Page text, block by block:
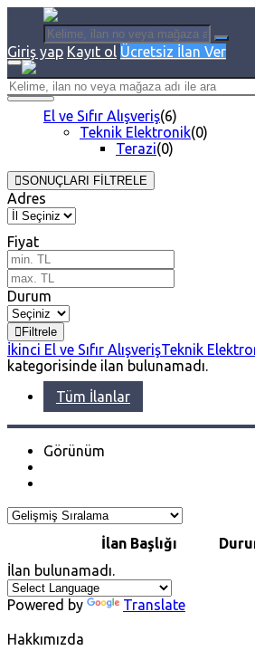
Giriş yap Kayıt ol Ücretsiz İlan Ver
El ve Sıfır Alışveriş(6)
Teknik Elektronik(0)
Terazi(0)
SONUÇLARI FİLTRELE
Adres
Fiyat
Durum
Filtrele
İkinci El ve Sıfır AlışverişTeknik
kategorisinde ilan bulunamadı.
Tüm İlanlar
Görünüm
İlan Başlığı
İlan bulunamadı.
Powered by Translate
Hakkımızda